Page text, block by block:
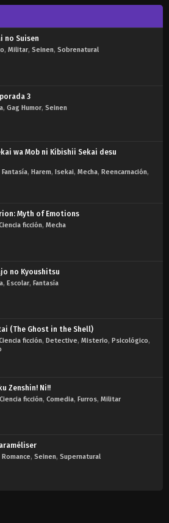
no Suisen
, Militar, Seinen, Sobrenatural
3
, Gag Humor, Seinen
wa Mob ni Kibishii Sekai desu
Fantasía, Harem, Isekai, Mecha, Reencarnación,
Myth of Emotions
ficción, Mecha
no Kyoushitsu
, Escolar, Fantasía
(The Ghost in the Shell)
ficción, Detective, Misterio, Psicológico,
Zenshin! Ni!!
Ciencia ficción, Comedia, Furros, Militar
Romance, Seinen, Supernatural